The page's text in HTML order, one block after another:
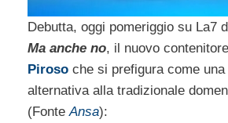
Debutta, oggi pomeriggio su La7
Ma anche no, il nuovo
Piroso che si prefigura come
alternativa alla tradizionale
(FonteAnsa):